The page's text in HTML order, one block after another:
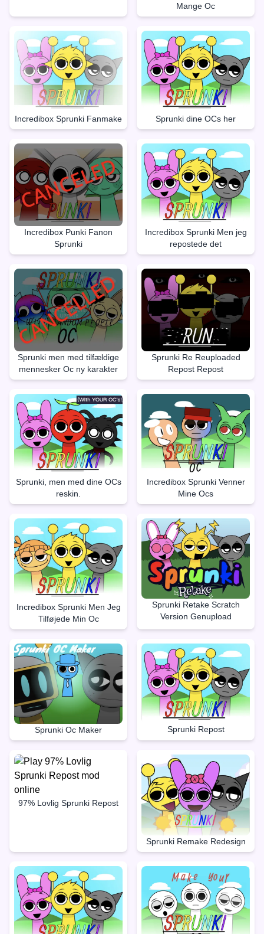
Mange Oc
Incredibox Sprunki Fanmake Sprunki dine OCs her
Incredibox Punki Fanon
Sprunki
Incredibox Sprunki Men jeg
repostede det
Sprunki men med tilfældige
mennesker Oc ny karakter
Sprunki Re Reuploaded
Repost Repost
Sprunki, men med dine OCs
reskin.
Incredibox Sprunki Venner
Mine Ocs
Incredibox Sprunki Men Jeg
Tilføjede Min Oc
Sprunki Retake Scratch
Version Genupload
Sprunki Oc Maker Sprunki Repost
97% Lovlig Sprunki Repost
Sprunki Remake Redesign